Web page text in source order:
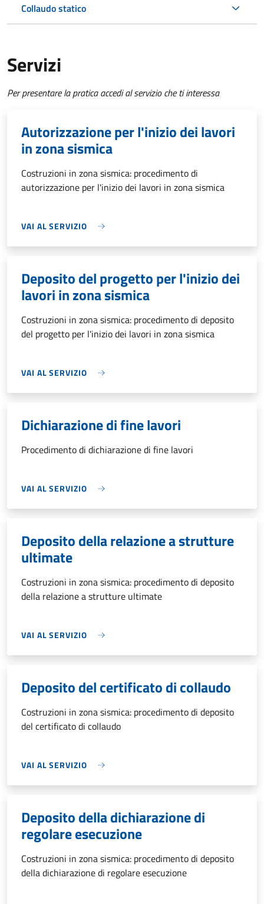
Collaudo statico
Servizi
Per presentare la pratica accedi al servizio che ti interessa
Autorizzazione per l'inizio dei lavori
in zona sismica
Costruzioni in zona sismica: procedimento di
autorizzazione per l'inizio dei lavori in zona sismica
VAI AL SERVIZIO
Deposito del progetto per l'inizio dei
lavori in zona sismica
Costruzioni in zona sismica: procedimento di deposito
del progetto per l'inizio dei lavori in zona sismica
VAI AL SERVIZIO
Dichiarazione di fine lavori
Procedimento di dichiarazione di fine lavori
VAI AL SERVIZIO
Deposito della relazione a strutture
ultimate
Costruzioni in zona sismica: procedimento di deposito
della relazione a strutture ultimate
VAI AL SERVIZIO
Deposito del certificato di collaudo
Costruzioni in zona sismica: procedimento di deposito
del certificato di collaudo
VAI AL SERVIZIO
Deposito della dichiarazione di
regolare esecuzione
Costruzioni in zona sismica: procedimento di deposito
della dichiarazione di regolare esecuzione